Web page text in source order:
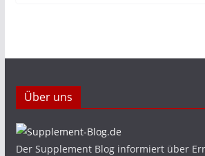
Über uns
Der Supplement Blog informiert über